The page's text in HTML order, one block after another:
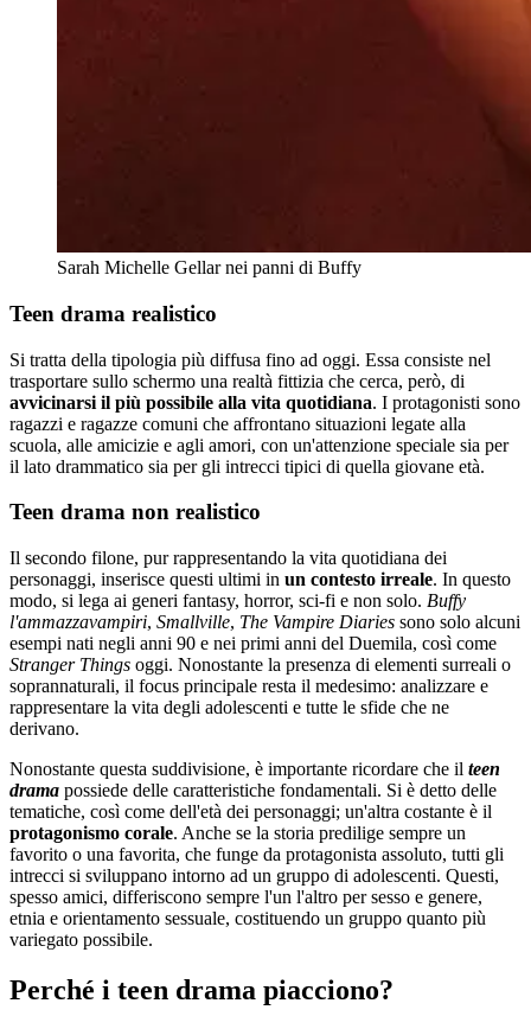
Sarah Michelle Gellar nei panni di Buffy
Teen drama realistico
Si tratta della tipologia più diffusa fino ad oggi. Essa consiste nel
trasportare sullo schermo una realtà fittizia che cerca, però, di
avvicinarsi il più possibile alla vita quotidiana. I protagonisti sono
ragazzi e ragazze comuni che affrontano situazioni legate alla
scuola, alle amicizie e agli amori, con un'attenzione speciale sia per
il lato drammatico sia per gli intrecci tipici di quella giovane età.
Teen drama non realistico
Il secondo filone, pur rappresentando la vita quotidiana dei
personaggi, inserisce questi ultimi in un contesto irreale. In questo
modo, si lega ai generi fantasy, horror, sci-fi e non solo. Buffy
l'ammazzavampiri, Smallville, The Vampire Diaries sono solo alcuni
esempi nati negli anni 90 e nei primi anni del Duemila, così come
Stranger Things oggi. Nonostante la presenza di elementi surreali o
soprannaturali, il focus principale resta il medesimo: analizzare e
rappresentare la vita degli adolescenti e tutte le sfide che ne
derivano.
Nonostante questa suddivisione, è importante ricordare che il teen
drama possiede delle caratteristiche fondamentali. Si è detto delle
tematiche, così come dell'età dei personaggi; un'altra costante è il
protagonismo corale. Anche se la storia predilige sempre un
favorito o una favorita, che funge da protagonista assoluto, tutti gli
intrecci si sviluppano intorno ad un gruppo di adolescenti. Questi,
spesso amici, differiscono sempre l'un l'altro per sesso e genere,
etnia e orientamento sessuale, costituendo un gruppo quanto più
variegato possibile.
Perché i teen drama piacciono?